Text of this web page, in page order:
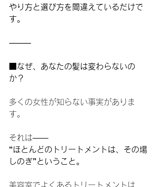
やり方と選び方を間違えているだけで
す。
⸻
■なぜ、あなたの髪は変わらないの
か？
多くの女性が知らない事実がありま
す。
それは――
“ほとんどのトリートメントは、その場
しのぎ”ということ。
美容室でよくあるトリートメントは